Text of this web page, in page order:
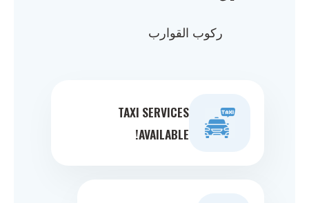
ركوب القوارب
TAXI SERVICES
AVAILABLE!